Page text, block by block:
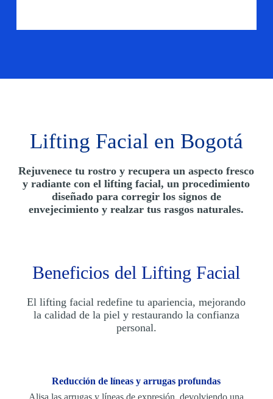
Lifting Facial en Bogotá
Rejuvenece tu rostro y recupera un aspecto fresco
y radiante con el lifting facial, un procedimiento
diseñado para corregir los signos de
envejecimiento y realzar tus rasgos naturales.
Beneficios del Lifting Facial
El lifting facial redefine tu apariencia, mejorando
la calidad de la piel y restaurando la confianza
personal.
Reducción de líneas y arrugas profundas
Alisa las arrugas y líneas de expresión, devolviendo una